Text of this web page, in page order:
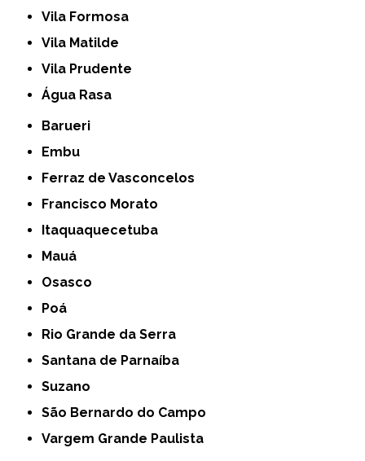
Vila Formosa
Vila Matilde
Vila Prudente
Água Rasa
Barueri
Embu
Ferraz de Vasconcelos
Francisco Morato
Itaquaquecetuba
Mauá
Osasco
Poá
Rio Grande da Serra
Santana de Parnaíba
Suzano
São Bernardo do Campo
Vargem Grande Paulista